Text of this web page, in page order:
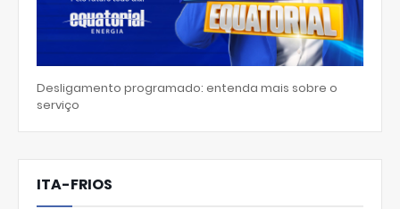
Desligamento programado: entenda mais sobre o
serviço
ITA-FRIOS